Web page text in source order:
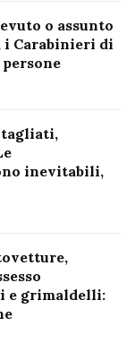
o assunto
i Carabinieri di
tagliati,
inevitabili,
e grimaldelli: